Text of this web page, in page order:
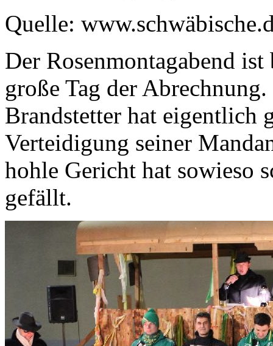
Quelle:
Der Rosenmontagabend
große Tag der
Brandstetter hat eigentlich
Verteidigung seiner
hohle Gericht hat sowieso
gefällt.